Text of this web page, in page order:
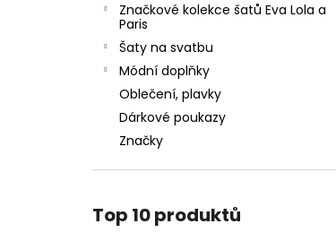
Značkové kolekce šatů Eva Lola a
Paris
Šaty na svatbu
Módní doplňky
Oblečení, plavky
Dárkové poukazy
Značky
Top 10 produktů